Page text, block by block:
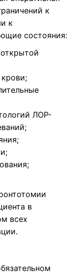
к
к
состояния:
ЛОР-
в
всех